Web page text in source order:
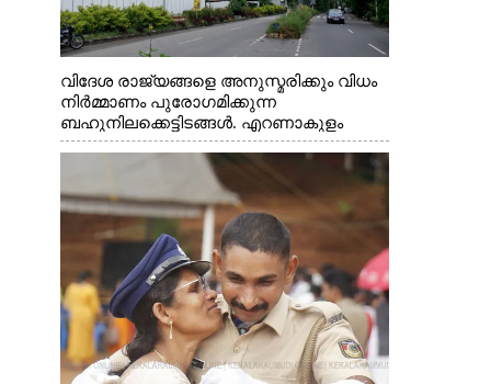
വിദേശ രാജ്യങ്ങളെ അനുസ്മരിക്കും വിധം
നിർമ്മാണം പുരോഗമിക്കുന്ന
ബഹുനിലക്കെട്ടിടങ്ങൾ. എറണാകുളം
ചാത്യാത്ത് റോഡിൽ നിന്നുള്ള കാഴ്ച